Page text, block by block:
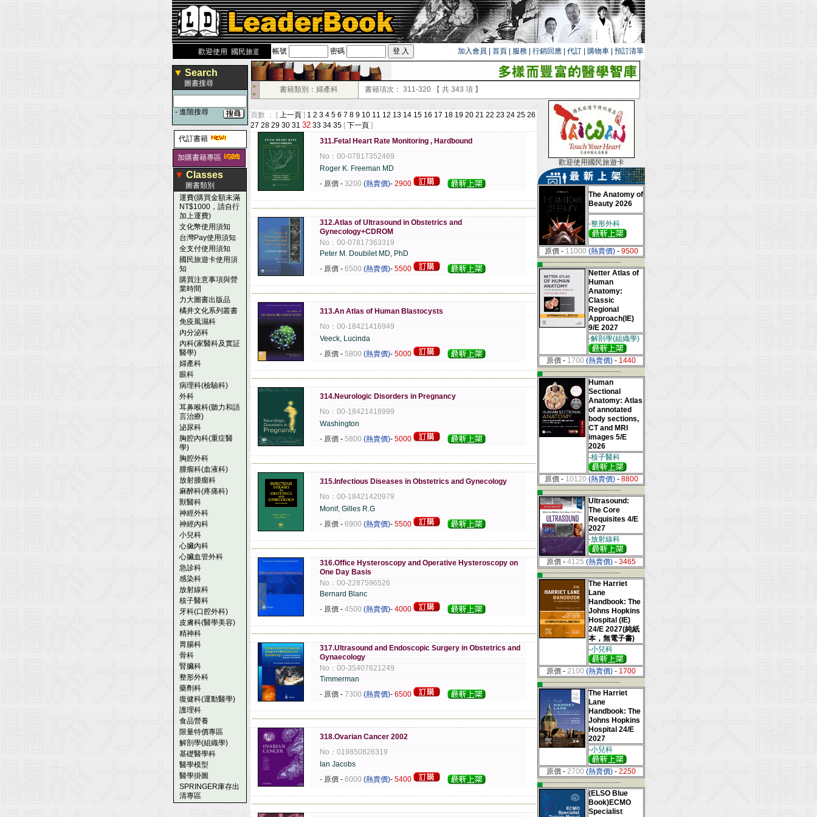
歡迎使用 國民旅遊卡！！ 帳號 密碼 加入會員 首頁 服務 行銷回應 代訂 購物車 預訂清單
▼ Search
圖書搜尋
- 進階搜尋
代訂書籍
加購書籍專區
▼ Classes
圖書類別
運費(購買金額未滿
NT$1000，請自行
加上運費)
文化幣使用須知
台灣Pay使用須知
全支付使用須知
國民旅遊卡使用須
知
購買注意事項與營
業時間
力大圖書出版品
橘井文化系列叢書
免疫風濕科
內分泌科
內科(家醫科及實証
醫學)
婦產科
眼科
病理科(檢驗科)
外科
耳鼻喉科(聽力和語
言治療)
泌尿科
胸腔內科(重症醫
學)
胸腔外科
腫瘤科(血液科)
放射腫瘤科
麻醉科(疼痛科)
獸醫科
神經外科
神經內科
小兒科
心臟內科
心臟血管外科
急診科
感染科
放射線科
核子醫科
牙科(口腔外科)
皮膚科(醫學美容)
精神科
胃腸科
骨科
腎臟科
整形外科
藥劑科
復健科(運動醫學)
護理科
食品營養
限量特價專區
解剖學(組織學)
基礎醫學科
醫學模型
醫學掛圖
SPRINGER庫存出
清專區
■
■
書籍類別：婦產科 書籍項次： 311-320 【 共 343 項 】
頁數 ： [ 上一頁 ] 1 2 3 4 5 6 7 8 9 10 11 12 13 14 15 16 17 18 19 20 21 22 23 24 25 26
27 28 29 30 31 32 33 34 35 [ 下一頁 ]
311.Fetal Heart Rate Monitoring , Hardbound
No：00-07817352469
Roger K. Freeman MD
- 原價 - 3200 (熱賣價)- 2900
---------------------------------------------------------------------------------------------------------------------
312.Atlas of Ultrasound in Obstetrics and
Gynecology+CDROM
No：00-07817363319
Peter M. Doubilet MD, PhD
- 原價 - 6500 (熱賣價)- 5500
---------------------------------------------------------------------------------------------------------------------
313.An Atlas of Human Blastocysts
No：00-18421416949
Veeck, Lucinda
- 原價 - 5800 (熱賣價)- 5000
---------------------------------------------------------------------------------------------------------------------
314.Neurologic Disorders in Pregnancy
No：00-18421418999
Washington
- 原價 - 5800 (熱賣價)- 5000
---------------------------------------------------------------------------------------------------------------------
315.Infectious Diseases in Obstetrics and Gynecology
No：00-18421420979
Monif, Gilles R.G
- 原價 - 6900 (熱賣價)- 5500
---------------------------------------------------------------------------------------------------------------------
316.Office Hysteroscopy and Operative Hysteroscopy on
One Day Basis
No：00-2287596526
Bernard Blanc
- 原價 - 4500 (熱賣價)- 4000
---------------------------------------------------------------------------------------------------------------------
317.Ultrasound and Endoscopic Surgery in Obstetrics and
Gynaecology
No：00-35407621249
Timmerman
- 原價 - 7300 (熱賣價)- 6500
---------------------------------------------------------------------------------------------------------------------
318.Ovarian Cancer 2002
No：019850826319
Ian Jacobs
- 原價 - 6000 (熱賣價)- 5400
---------------------------------------------------------------------------------------------------------------------
歡迎使用國民旅遊卡
The Anatomy of
Beauty 2026
-整形外科
原價 - 11000 (熱賣價) - 9500
▄--------------------------------
Netter Atlas of
Human
Anatomy:
Classic
Regional
Approach(IE)
9/E 2027
-解剖學(組織學)
原價 - 1700 (熱賣價) - 1440
▄--------------------------------
Human
Sectional
Anatomy: Atlas
of annotated
body sections,
CT and MRI
images 5/E
2026
-核子醫科
原價 - 10120 (熱賣價) - 8800
▄--------------------------------
Ultrasound:
The Core
Requisites 4/E
2027
-放射線科
原價 - 4125 (熱賣價) - 3465
▄--------------------------------
The Harriet
Lane
Handbook: The
Johns Hopkins
Hospital (IE)
24/E 2027(純紙
本，無電子書)
-小兒科
原價 - 2100 (熱賣價) - 1700
▄--------------------------------
The Harriet
Lane
Handbook: The
Johns Hopkins
Hospital 24/E
2027
-小兒科
原價 - 2700 (熱賣價) - 2250
▄--------------------------------
(ELSO Blue
Book)ECMO
Specialist